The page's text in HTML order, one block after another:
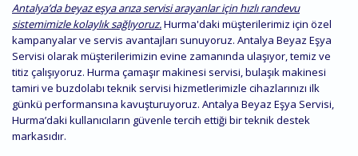
Antalya’da beyaz eşya arıza servisi arayanlar için hızlı randevu
sistemimizle kolaylık sağlıyoruz.Hurma'daki müşterilerimiz için özel
kampanyalar ve servis avantajları sunuyoruz. Antalya Beyaz Eşya
Servisi olarak müşterilerimizin evine zamanında ulaşıyor, temiz ve
titiz çalışıyoruz. Hurma çamaşır makinesi servisi, bulaşık makinesi
tamiri ve buzdolabı teknik servisi hizmetlerimizle cihazlarınızı ilk
günkü performansına kavuşturuyoruz. Antalya Beyaz Eşya Servisi,
Hurma’daki kullanıcıların güvenle tercih ettiği bir teknik destek
markasıdır.